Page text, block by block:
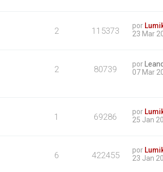
2 115373 por
23 Mar
2 80739 por
07 Mar
1 69286 por
25 Jan
6 422455 por
23 Jan